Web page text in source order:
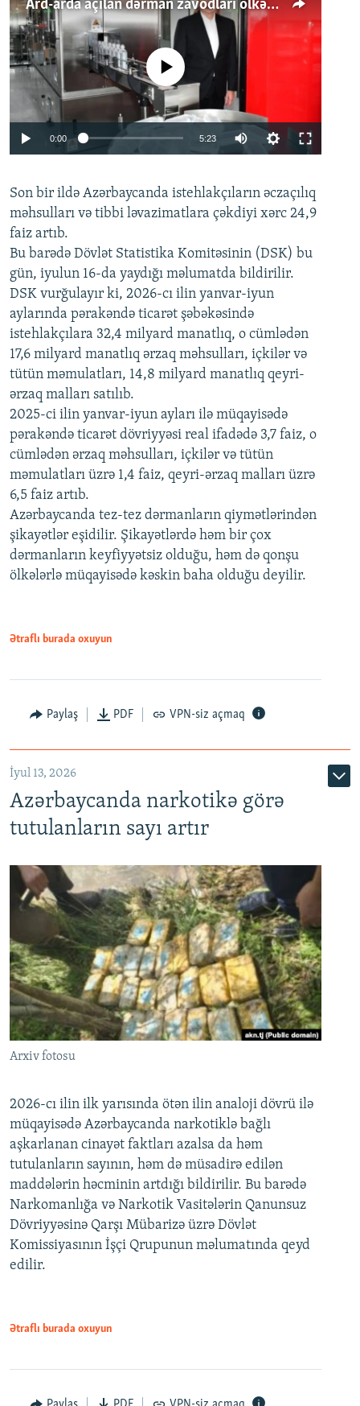
Ard-arda açılan dərman zavodları ölkənin tələbatını ödəyirmi?
Auto 240p 360p 480p
720p 1080p
No media source currently available
0:00 5:23
360p
480p
720p
1080p
Son bir ildə Azərbaycanda istehlakçıların əczaçılıq
məhsulları və tibbi ləvazimatlara çəkdiyi xərc 24,9
faiz artıb.
Bu barədə Dövlət Statistika Komitəsinin (DSK) bu
gün, iyulun 16-da yaydığı məlumatda bildirilir.
DSK vurğulayır ki, 2026-cı ilin yanvar-iyun
aylarında pərakəndə ticarət şəbəkəsində
istehlakçılara 32,4 milyard manatlıq, o cümlədən
17,6 milyard manatlıq ərzaq məhsulları, içkilər və
tütün məmulatları, 14,8 milyard manatlıq qeyri-
ərzaq malları satılıb.
2025-ci ilin yanvar-iyun ayları ilə müqayisədə
pərakəndə ticarət dövriyyəsi real ifadədə 3,7 faiz, o
cümlədən ərzaq məhsulları, içkilər və tütün
məmulatları üzrə 1,4 faiz, qeyri-ərzaq malları üzrə
6,5 faiz artıb.
Azərbaycanda tez-tez dərmanların qiymətlərindən
şikayətlər eşidilir. Şikayətlərdə həm bir çox
dərmanların keyfiyyətsiz olduğu, həm də qonşu
ölkələrlə müqayisədə kəskin baha olduğu deyilir.
Ətraflı burada oxuyun
Paylaş PDF VPN-siz açmaq
İyul 13, 2026
Azərbaycanda narkotikə görə
tutulanların sayı artır
Arxiv fotosu
2026-cı ilin ilk yarısında ötən ilin analoji dövrü ilə
müqayisədə Azərbaycanda narkotiklə bağlı
aşkarlanan cinayət faktları azalsa da həm
tutulanların sayının, həm də müsadirə edilən
maddələrin həcminin artdığı bildirilir. Bu barədə
Narkomanlığa və Narkotik Vasitələrin Qanunsuz
Dövriyyəsinə Qarşı Mübarizə üzrə Dövlət
Komissiyasının İşçi Qrupunun məlumatında qeyd
edilir.
Ətraflı burada oxuyun